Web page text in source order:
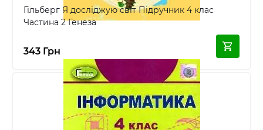
Гільберг Я досліджую світ Підручник 4 клас
Частина 2 Генеза
343 Грн